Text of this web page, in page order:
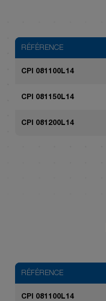
RÉFÉRENCE
CPI 081100L14
CPI 081150L14
CPI 081200L14
RÉFÉRENCE
CPI 081100L14